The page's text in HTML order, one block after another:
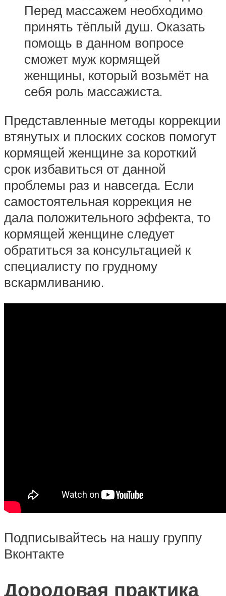
Перед массажем необходимо
принять тёплый душ. Оказать
помощь в данном вопросе
сможет муж кормящей
женщины, который возьмёт на
себя роль массажиста.
Представленные методы коррекции
втянутых и плоских сосков помогут
кормящей женщине за короткий
срок избавиться от данной
проблемы раз и навсегда. Если
самостоятельная коррекция не
дала положительного эффекта, то
кормящей женщине следует
обратиться за консультацией к
специалисту по грудному
вскармливанию.
Подписывайтесь на нашу группу
Вконтакте
Дородовая практика